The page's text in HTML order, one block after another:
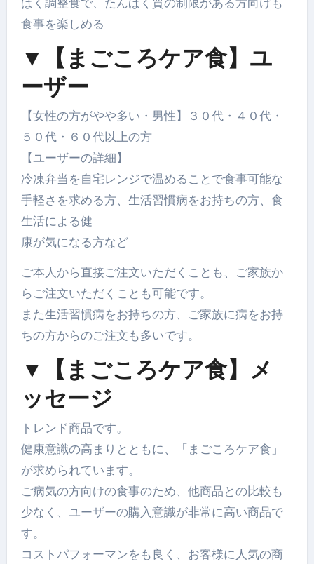
食事を楽しめる
▼【まごころケア食】ユ
ーザー
【女性の方がやや多い・男性】３０代・４０代・
５０代・６０代以上の方
【ユーザーの詳細】
冷凍弁当を自宅レンジで温めることで食事可能な
手軽さを求める方、生活習慣病をお持ちの方、食
生活による健
康が気になる方など
ご本人から直接ご注文いただくことも、ご家族か
らご注文いただくことも可能です。
また生活習慣病をお持ちの方、ご家族に病をお持
ちの方からのご注文も多いです。
▼【まごころケア食】メ
ッセージ
トレンド商品です。
健康意識の高まりとともに、「まごころケア食」
が求められています。
ご病気の方向けの食事のため、他商品との比較も
少なく、ユーザーの購入意識が非常に高い商品で
す。
コストパフォーマンをも良く、お客様に人気の商